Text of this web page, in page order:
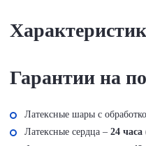
Гарантии на
Латексные шары с
Латексные сердца – 24 часа